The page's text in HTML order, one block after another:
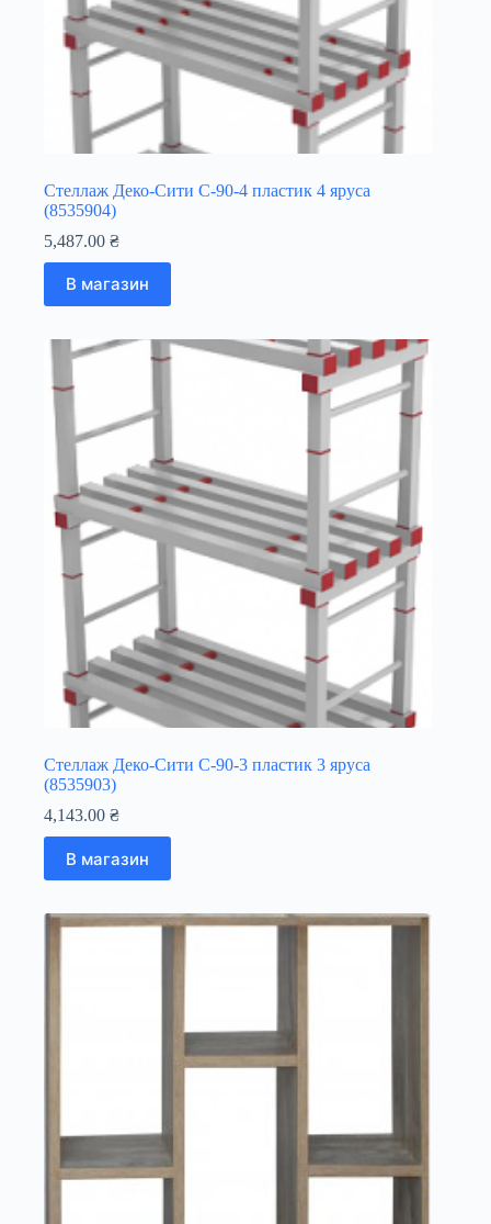
Стеллаж Деко-Сити С-90-4 пластик 4 яруса
(8535904)
5,487.00 ₴
В магазин
Стеллаж Деко-Сити С-90-3 пластик 3 яруса
(8535903)
4,143.00 ₴
В магазин